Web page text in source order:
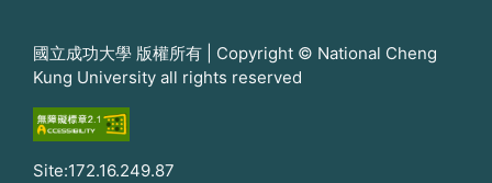
國立成功大學 版權所有 | Copyright © National Cheng
Kung University all rights reserved
Site:172.16.249.87